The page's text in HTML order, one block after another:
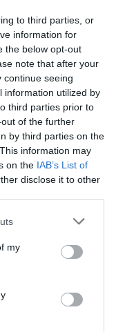
to third parties, or
information for
the below opt-out
note that after your
continue seeing
information utilized by
third parties prior to
of the further
by third parties on the
information may
on the IAB’s List of
disclose it to other
one or more Google
You may click to
third-party tags to
in below Google
my
έγκαιρη
– Μέσα
της τεχνητής
κανόνες για
οι